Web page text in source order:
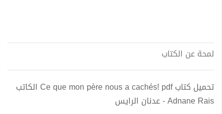
لمحة عن الكتاب
تحميل كتاب Ce que mon père nous a cachés! pdf الكاتب
Adnane Rais - عدنان الرايس